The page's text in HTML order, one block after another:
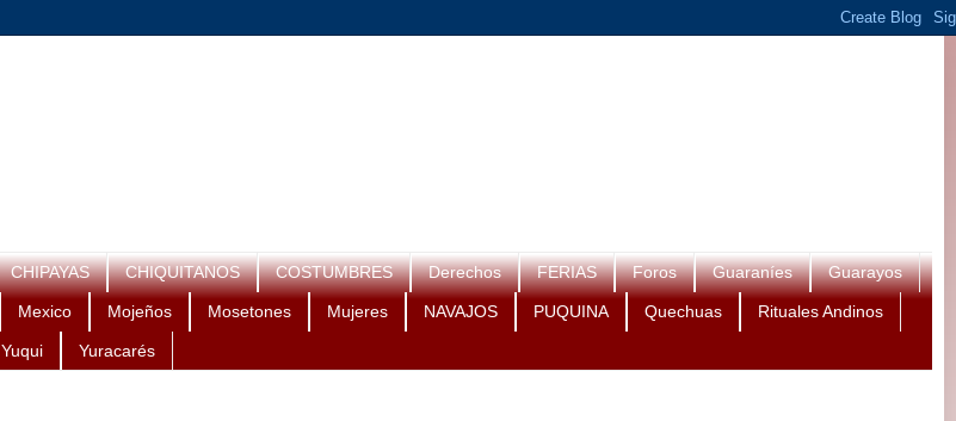
CHIPAYAS CHIQUITANOS COSTUMBRES Derechos FERIAS Foros Guaraníes Guarayos
Mexico Mojeños Mosetones Mujeres NAVAJOS PUQUINA Quechuas Rituales Andinos
Yuqui Yuracarés